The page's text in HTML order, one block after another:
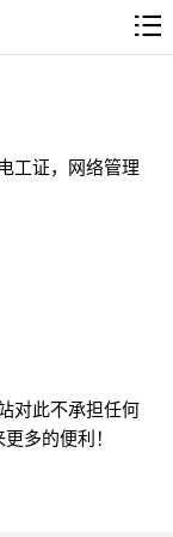
工证，网络管理
对此不承担任何
多的便利！